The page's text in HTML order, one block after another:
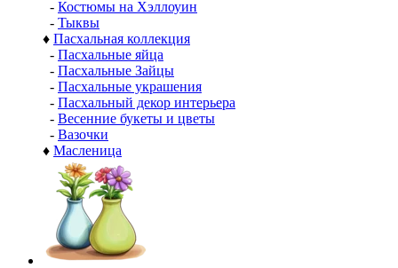
- Костюмы на Хэллоуин
- Тыквы
♦ Пасхальная коллекция
- Пасхальные яйца
- Пасхальные Зайцы
- Пасхальные украшения
- Пасхальный декор интерьера
- Весенние букеты и цветы
- Вазочки
♦ Масленица